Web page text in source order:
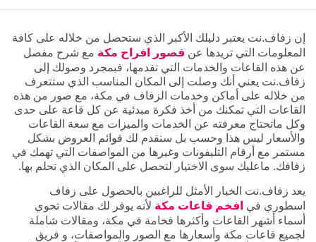
إن زفاف.نت يعتبر دليلك الأكبر الذي ستحصل من خلاله على كافة
المعلومات التي تريدها عن قصور افراح مكة مع شرح مفصل
عن هذه القاعات والخدمات التي تقدمها، فبمجرد وصولك إلى
زفاف.نت يعني أنك وصلت إلى المكان المناسب الذي ستتعرف
من خلاله على أماكن وخدمات الزفاف في مكة، مع صور من هذه
القاعات التي تمكنك من أخذ فكرة مبدئية عن كل قاعة على حدى
وكل ماتحتاج معرفته عن الخدمات والميزات مع سعة القاعات
والأسعار ليس هذا وحسب بل سنقدم لك قوائم العروض بشكل
مستمر مع أرقام التليفونات وغيرها من المواصفات التي تهمك في
زفافك. ماعليك سوى الاختيار لتحصل على المكان الذي تحلم بها.
يعد زفاف.نت الخيار الأمثل للراغبين بالحصول على زفاف
اسطوري في افخم قاعات مكة لأنه يوفر لك مقالات تحوي
أسماء أشهر القاعات وأكثرها فخامة في مكة، ومقالات شاملة
لجميع قاعات مكة وأسعارها مع الصور والمواصفات، و فريق